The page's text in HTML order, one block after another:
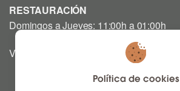
RESTAURACIÓN
Domingos a Jueves: 11:00h a 01:00h
Viernes y Sábado: 12:00h a 03:00h
Política de cookies